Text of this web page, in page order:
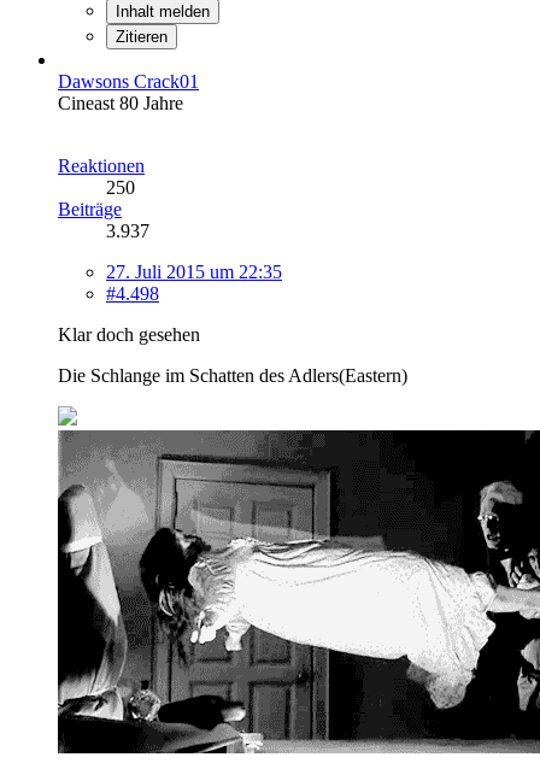
Inhalt melden
Zitieren
Dawsons Crack01
Cineast 80 Jahre
Reaktionen
250
Beiträge
3.937
27. Juli 2015 um 22:35
#4.498
Klar doch gesehen
Die Schlange im Schatten des Adlers(Eastern)